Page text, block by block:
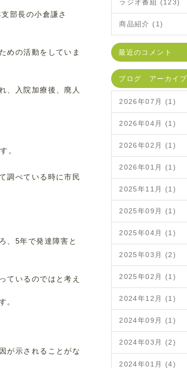
部長の小倉謙さ
めの活動をしていま
、入院加療後、廃人
。
調べている時に市民
、5年で発達障害と
ているのではと考え
。
が示されることがな
ラジオ番組 (123)
商品紹介 (1)
最近のコメント
ブログ アーカイブ
2026年07月 (1)
2026年04月 (1)
2026年02月 (1)
2026年01月 (1)
2025年11月 (1)
2025年09月 (1)
2025年04月 (1)
2025年03月 (2)
2025年02月 (1)
2024年12月 (1)
2024年09月 (1)
2024年03月 (2)
2024年01月 (4)